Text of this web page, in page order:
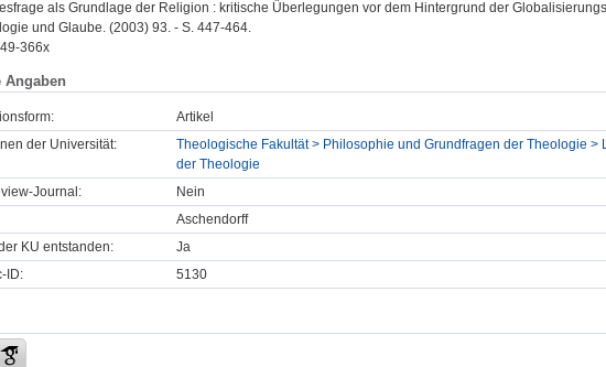
als Grundlage der Religion : kritische Überlegungen vor dem Hintergrund der
und Glaube. (2003) 93. - S. 447-464.
366x
Angaben
Artikel
der Universität:
Theologische Fakultät > Philosophie und Grundfragen der Theologie >
der Theologie
Journal:
Nein
Aschendorff
KU entstanden:
Ja
ID:
5130